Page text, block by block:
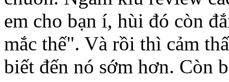
em cho bạn í, hùi đó còn
mắc thế". Và rồi thì cảm
biết đến nó sớm hơn. Còn